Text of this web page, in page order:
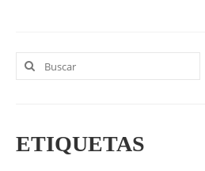
Buscar
por:
ETIQUETAS